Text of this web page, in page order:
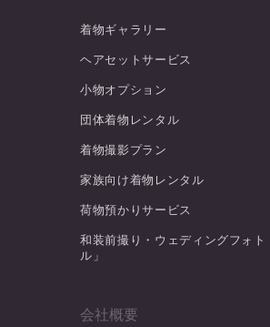
着物ギャラリー
ヘアセットサービス
小物オプション
団体着物レンタル
着物撮影プラン
家族向け着物レンタル
荷物預かりサービス
和装前撮り・ウェディングフォト
ル」
会社概要